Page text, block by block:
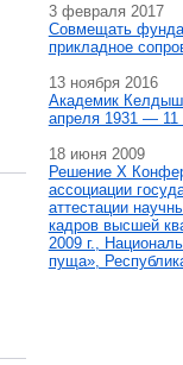
3 февраля 2017
Совмещать
прикладное
13 ноября 2016
Академик
апреля 1931 — 11
18 июня 2009
Решение X
ассоциации
аттестации
кадров высшей
2009 г.,
пуща»,